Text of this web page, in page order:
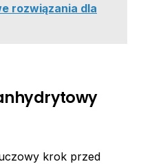
rozwiązania dla
krok przed